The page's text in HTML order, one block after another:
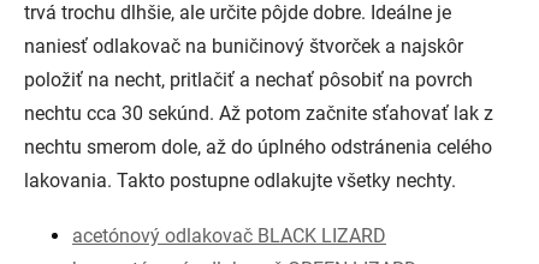
trvá trochu dlhšie, ale určite pôjde dobre. Ideálne je
naniesť odlakovač na buničinový štvorček a najskôr
položiť na necht, pritlačiť a nechať pôsobiť na povrch
nechtu cca 30 sekúnd. Až potom začnite sťahovať lak z
nechtu smerom dole, až do úplného odstránenia celého
lakovania. Takto postupne odlakujte všetky nechty.
acetónový odlakovač BLACK LIZARD